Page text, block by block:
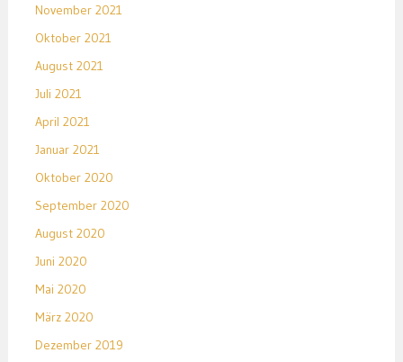
November 2021
Oktober 2021
August 2021
Juli 2021
April 2021
Januar 2021
Oktober 2020
September 2020
August 2020
Juni 2020
Mai 2020
März 2020
Dezember 2019